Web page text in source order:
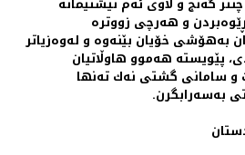
و هه‌رچى زووتره‌
به‌هۆشى خۆیان بێنه‌وه‌ و له‌وه‌زیاتر
پێویسته‌ هه‌موو هاوڵاتیان
سامانى گشتى نه‌ك ته‌نها
به‌سه‌رابگرن.